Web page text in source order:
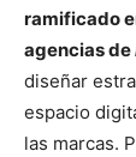
ramificado
agencias de
diseñar
espacio
las marcas.